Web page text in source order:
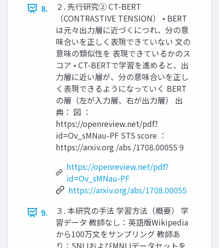
8.
２. 先行研究② CT-BERT
（CONTRASTIVE TENSION） • BERT
は元々出力層に近づくにつれ、分の意
味合いを正しく表現できていない 文の
意味の類似性を 表現できているかのス
コア • CT-BERTで学習を進めると、出
力層に近い層が、分の意味合いを正し
く表現できるようになっていく BERT
の層（左が入力層、右が出力層） 出
典： 図 ：
https://openreview.net/pdf?
id=Ov_sMNau-PF STS score ：
https://arxiv.org /abs /1708.00055 9
https://openreview.net/pdf?
id=Ov_sMNau-PF
https://arxiv.org/abs/1708.00055
9.
３. 本研究の手法 学習方法（概要） 学
習データ 教師なし：英語版Wikipedia
から100万文をサンプリング 教師あ